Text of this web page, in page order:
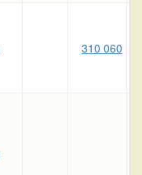
310 060